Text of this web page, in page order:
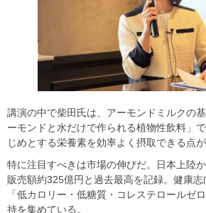
講演の中で柴田氏は、アーモンドミルクの
ーモンドと水だけで作られる植物性飲料」
じめとする栄養素を効率よく摂取できる点が
特に注目すべきは市場の伸びだ。日本上陸
販売額約325億円と過去最高を記録。健康志
「低カロリー・低糖質・コレステロールゼ
持を集めている。